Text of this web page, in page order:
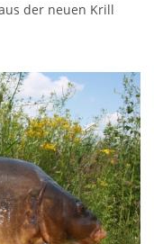
der neuen Krill